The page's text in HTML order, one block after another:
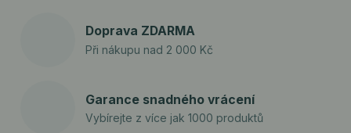
Doprava ZDARMA
Při nákupu nad 2 000 Kč
Garance snadného vrácení
Vybírejte z více jak 1000 produktů